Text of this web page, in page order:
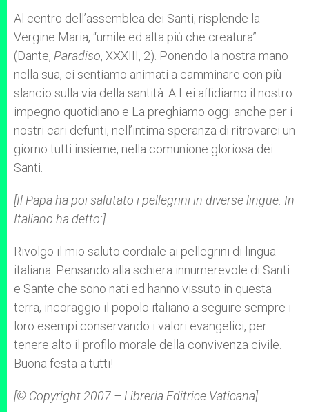
Al centro dell’assemblea dei Santi, risplende la
Vergine Maria, “umile ed alta più che creatura”
(Dante, Paradiso, XXXIII, 2). Ponendo la nostra mano
nella sua, ci sentiamo animati a camminare con più
slancio sulla via della santità. A Lei affidiamo il nostro
impegno quotidiano e La preghiamo oggi anche per i
nostri cari defunti, nell’intima speranza di ritrovarci un
giorno tutti insieme, nella comunione gloriosa dei
Santi.
[Il Papa ha poi salutato i pellegrini in diverse lingue. In
Italiano ha detto:]
Rivolgo il mio saluto cordiale ai pellegrini di lingua
italiana. Pensando alla schiera innumerevole di Santi
e Sante che sono nati ed hanno vissuto in questa
terra, incoraggio il popolo italiano a seguire sempre i
loro esempi conservando i valori evangelici, per
tenere alto il profilo morale della convivenza civile.
Buona festa a tutti!
[© Copyright 2007 – Libreria Editrice Vaticana]